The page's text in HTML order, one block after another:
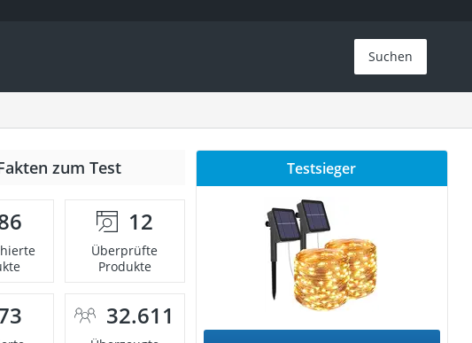
Suchen
zum Test
12
Überprüfte
Produkte
32.611
Testsieger